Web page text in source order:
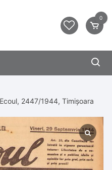
0
2447/1944, Timișoara